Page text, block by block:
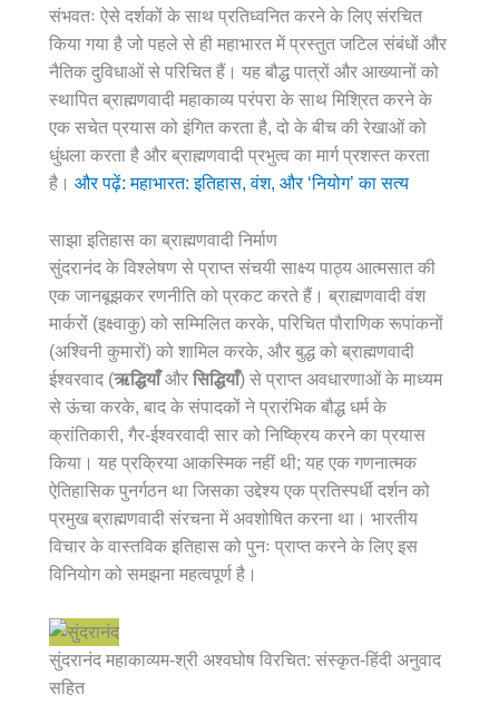
संभवतः ऐसे दर्शकों के साथ प्रतिध्वनित करने के लिए संरचित
किया गया है जो पहले से ही महाभारत में प्रस्तुत जटिल संबंधों और
नैतिक दुविधाओं से परिचित हैं। यह बौद्ध पात्रों और आख्यानों को
स्थापित ब्राह्मणवादी महाकाव्य परंपरा के साथ मिश्रित करने के
एक सचेत प्रयास को इंगित करता है, दो के बीच की रेखाओं को
धुंधला करता है और ब्राह्मणवादी प्रभुत्व का मार्ग प्रशस्त करता
है। और पढ़ें: महाभारत: इतिहास, वंश, और ‘नियोग’ का सत्य
साझा इतिहास का ब्राह्मणवादी निर्माण
सुंदरानंद के विश्लेषण से प्राप्त संचयी साक्ष्य पाठ्य आत्मसात की
एक जानबूझकर रणनीति को प्रकट करते हैं। ब्राह्मणवादी वंश
मार्करों (इक्ष्वाकु) को सम्मिलित करके, परिचित पौराणिक रूपांकनों
(अश्विनी कुमारों) को शामिल करके, और बुद्ध को ब्राह्मणवादी
ईश्वरवाद (ऋद्धियाँऔर सिद्धियाँ) से प्राप्त अवधारणाओं के माध्यम
से ऊंचा करके, बाद के संपादकों ने प्रारंभिक बौद्ध धर्म के
क्रांतिकारी, गैर-ईश्वरवादी सार को निष्क्रिय करने का प्रयास
किया। यह प्रक्रिया आकस्मिक नहीं थी; यह एक गणनात्मक
ऐतिहासिक पुनर्गठन था जिसका उद्देश्य एक प्रतिस्पर्धी दर्शन को
प्रमुख ब्राह्मणवादी संरचना में अवशोषित करना था। भारतीय
विचार के वास्तविक इतिहास को पुनः प्राप्त करने के लिए इस
विनियोग को समझना महत्वपूर्ण है।
सुंदरानंद महाकाव्यम-श्री अश्वघोष विरचित: संस्कृत-हिंदी अनुवाद
सहित